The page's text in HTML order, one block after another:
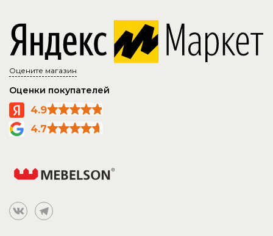
Оцените магазин
Оценки покупателей
4.9
4.7